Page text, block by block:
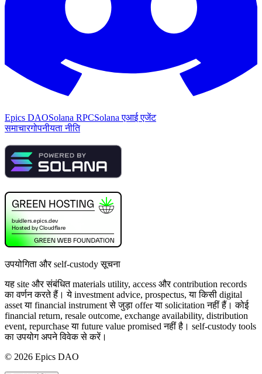
Epics DAOSolana RPCSolana एआई एजेंट
समाचारगोपनीयता नीति
उपयोगिता और self-custody सूचना
यह site और संबंधित materials utility, access और contribution records
का वर्णन करते हैं। ये investment advice, prospectus, या किसी digital
asset या financial instrument से जुड़ा offer या solicitation नहीं हैं। कोई
financial return, resale outcome, exchange availability, distribution
event, repurchase या future value promised नहीं है। self-custody tools
का उपयोग अपने विवेक से करें।
© 2026 Epics DAO